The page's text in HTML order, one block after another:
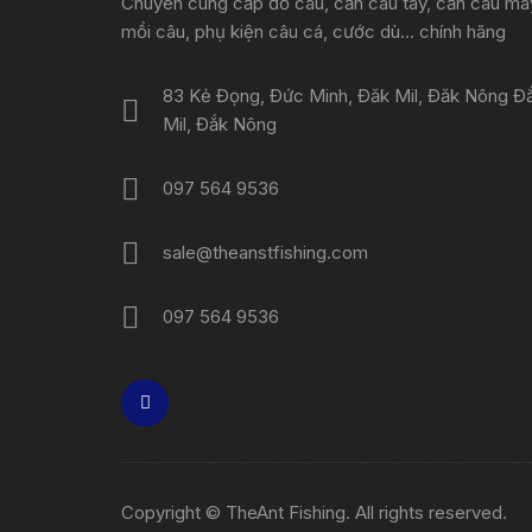
mồi câu, phụ kiện câu cá, cước dù... chính hãng
83 Kẻ Đọng, Đức Minh, Đăk Mil, Đăk Nông
Mil, Đắk Nông
097 564 9536
sale@theanstfishing.com
097 564 9536
Copyright © TheAnt Fishing. All rights reserved.